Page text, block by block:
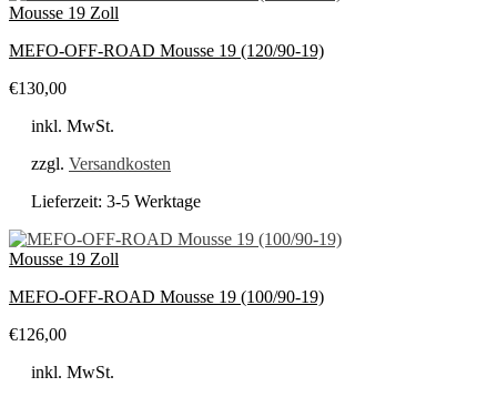
Mousse 19 Zoll
MEFO-OFF-ROAD Mousse 19 (120/90-19)
€130,00
inkl. MwSt.
zzgl. Versandkosten
Lieferzeit: 3-5 Werktage
Mousse 19 Zoll
MEFO-OFF-ROAD Mousse 19 (100/90-19)
€126,00
inkl. MwSt.